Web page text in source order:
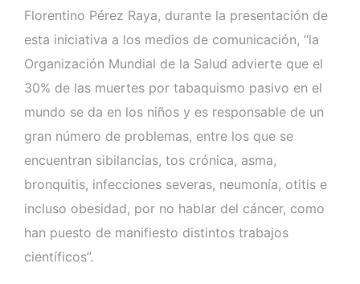
Florentino Pérez Raya, durante la presentación de
esta iniciativa a los medios de comunicación, “la
Organización Mundial de la Salud advierte que el
30% de las muertes por tabaquismo pasivo en el
mundo se da en los niños y es responsable de un
gran número de problemas, entre los que se
encuentran sibilancias, tos crónica, asma,
bronquitis, infecciones severas, neumonía, otitis e
incluso obesidad, por no hablar del cáncer, como
han puesto de manifiesto distintos trabajos
científicos”.